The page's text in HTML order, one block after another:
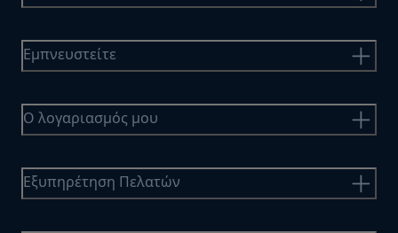
Εμπνευστείτε
Ο λογαριασμός μου
Εξυπηρέτηση Πελατών